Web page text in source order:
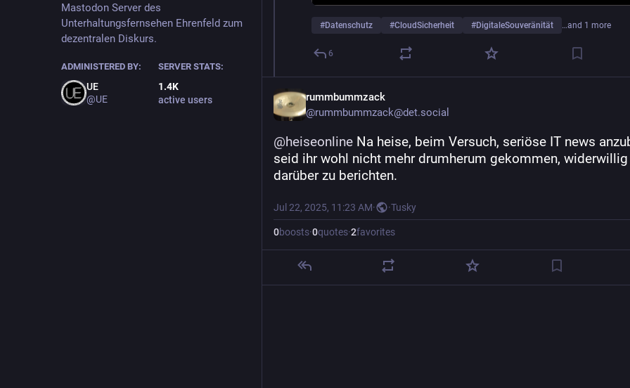
Mastodon Server des
Unterhaltungsfernsehen Ehrenfeld zum
dezentralen Diskurs.
ADMINISTERED BY:
UE
@UE
SERVER STATS:
1.4K
active users
#Datenschutz #CloudSicherheit #DigitaleSouveränität …and 1 more
6
rummbummzack
@rummbummzack@det.social
@heiseonline Na heise, beim Versuch, seriöse IT news
seid ihr wohl nicht mehr drumherum gekommen, widerwillig
darüber zu berichten.
Jul 22, 2025, 11:23 AM· ·Tusky
0boosts·0quotes·2favorites